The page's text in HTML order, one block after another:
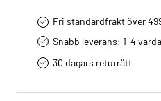
Fri standardfrakt över
Snabb leverans: 1-4
30 dagars returrätt­